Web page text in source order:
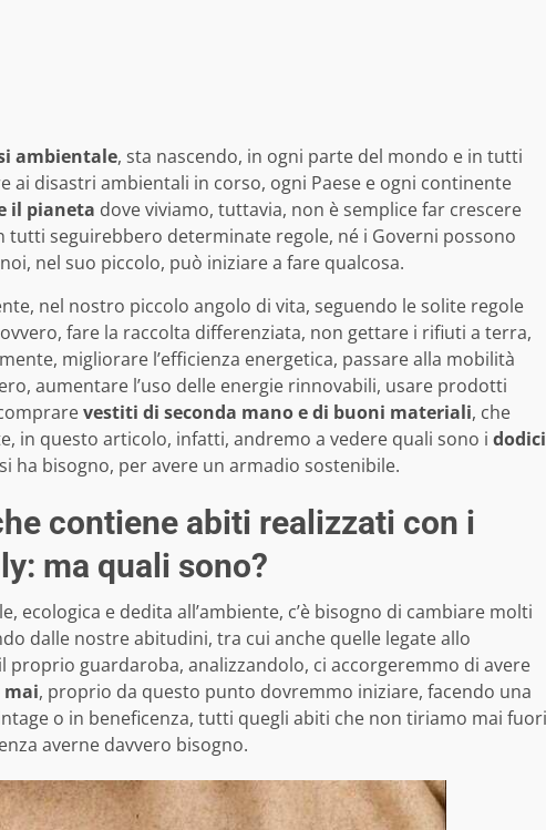
ambientale, sta nascendo, in ogni parte del mondo e in tutti
ai disastri ambientali in corso, ogni Paese e ogni continente
il pianeta dove viviamo, tuttavia, non è semplice far crescere
seguirebbero determinate regole, né i Governi possono
nel suo piccolo, può iniziare a fare qualcosa.
nel nostro piccolo angolo di vita, seguendo le solite regole
fare la raccolta differenziata, non gettare i rifiuti a terra,
migliorare l’efficienza energetica, passare alla mobilità
aumentare l’uso delle energie rinnovabili, usare prodotti
vestiti di seconda mano e di buoni materiali, che
in questo articolo, infatti, andremo a vedere quali sono i dodici
ha bisogno, per avere un armadio sostenibile.
contiene abiti realizzati con i
ma quali sono?
ecologica e dedita all’ambiente, c’è bisogno di cambiare molti
dalle nostre abitudini, tra cui anche quelle legate allo
proprio guardaroba, analizzandolo, ci accorgeremmo di avere
mai, proprio da questo punto dovremmo iniziare, facendo una
o in beneficenza, tutti quegli abiti che non tiriamo mai fuori
averne davvero bisogno.